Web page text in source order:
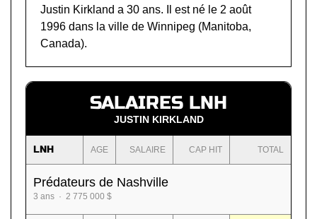
Justin Kirkland a 30 ans. Il est né le 2 août
1996 dans la ville de Winnipeg (Manitoba,
Canada).
SALAIRES LNH
JUSTIN KIRKLAND
LNH AGE SALAIRE CAP HIT TOTAL
Prédateurs de Nashville
3 ans · 2 775 000 $